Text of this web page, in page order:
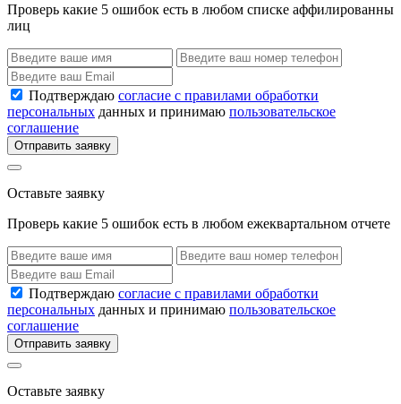
Проверь какие 5 ошибок есть в любом списке аффилированны
лиц
Подтверждаю согласие с правилами обработки
персональных данных и принимаю пользовательское
соглашение
Отправить заявку
Оставьте заявку
Проверь какие 5 ошибок есть в любом ежеквартальном отчете
Подтверждаю согласие с правилами обработки
персональных данных и принимаю пользовательское
соглашение
Отправить заявку
Оставьте заявку